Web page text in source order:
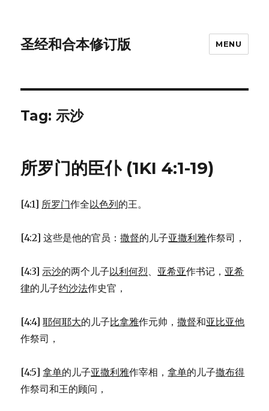
圣经和合本修订版 MENU
Tag: 示沙
所罗门的臣仆 (1KI 4:1-19)
[4:1] 所罗门作全以色列的王。
[4:2] 这些是他的官员：撒督的儿子亚撒利雅作祭司，
[4:3]示沙的两个儿子以利何烈、 亚希亚作书记， 亚希
律的儿子约沙法作史官，
[4:4]耶何耶大的儿子比拿雅作元帅，撒督和亚比亚他
作祭司，
[4:5]拿单的儿子亚撒利雅作宰相，拿单的儿子撒布得
作祭司和王的顾问，